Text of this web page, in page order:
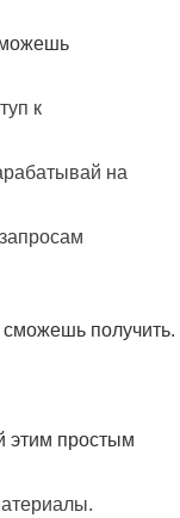
к
на
сможешь получить.
этим простым